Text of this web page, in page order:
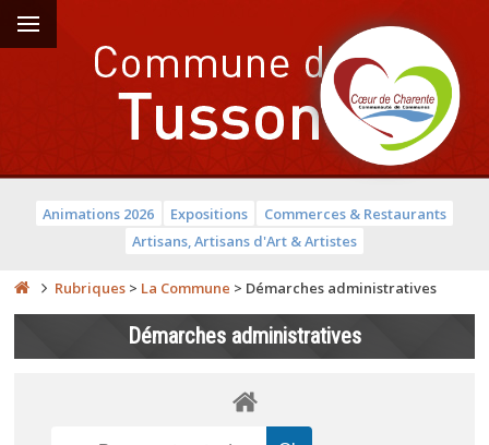
Animations 2026 Expositions
Commerces & Restaurants
Artisans, Artisans d'Art & Artistes
Rubriques > La Commune > Démarches administratives
Démarches administratives